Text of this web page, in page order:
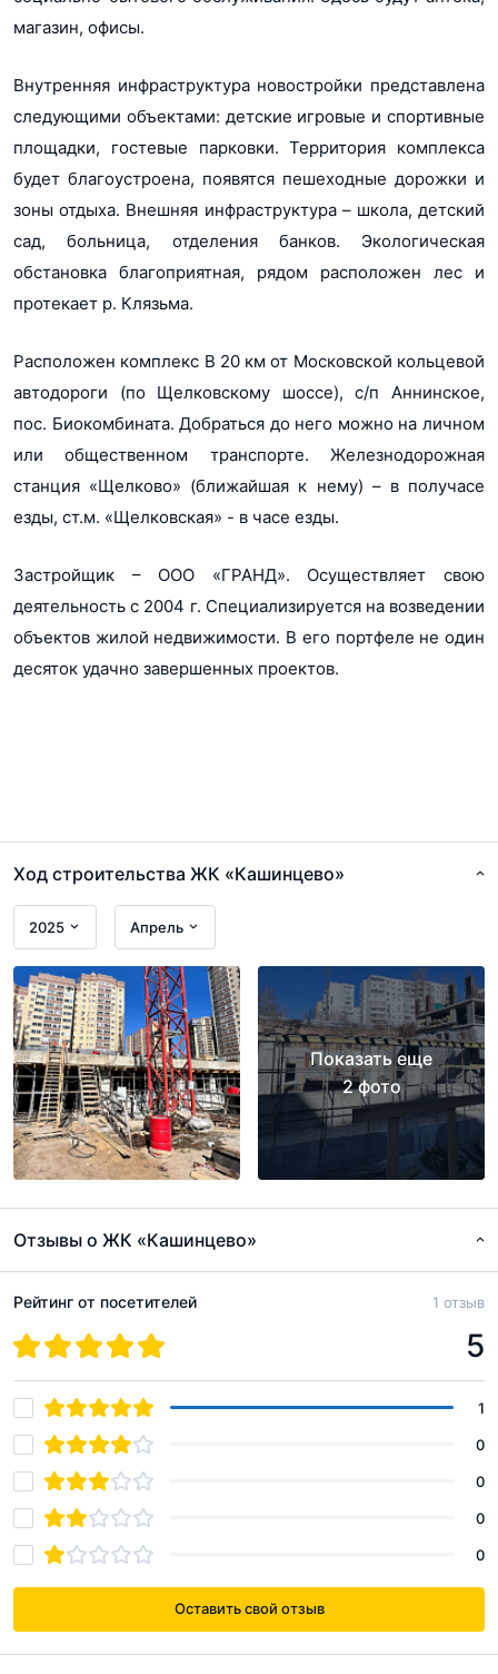
Отделка от
Без отделки (Дом 10, 11, 12)
Показать еще...
2.8 (Корпус 2)
3 (Дом 10, 11, 12)
Квартир на этаже
4/5 (Корпус 1)
7 (Корпус 2)
Количество квартир
112 (Корпус 2)
430 (Дом 10, 11, 12)
Показать еще...
Количество лифтов
2 (Корпус 1)
3 (Корпус 2)
Банки
Абсолют Банк
Банк УРАЛСИБ
Металлинвестбанк
Райффайзенбанк
Сбер Банк
Транскапиталбанк
ВТБ
Показать еще...
магазин, офисы.
Внутренняя инфраструктура новостройки представлена
следующими объектами: детские игровые и спортивные
площадки, гостевые парковки. Территория комплекса
будет благоустроена, появятся пешеходные дорожки и
зоны отдыха. Внешняя инфраструктура – школа, детский
сад, больница, отделения банков. Экологическая
обстановка благоприятная, рядом расположен лес и
протекает р. Клязьма.
Расположен комплекс В 20 км от Московской кольцевой
автодороги (по Щелковскому шоссе), с/п Аннинское,
пос. Биокомбината. Добраться до него можно на личном
или общественном транспорте. Железнодорожная
станция «Щелково» (ближайшая к нему) – в получасе
езды, ст.м. «Щелковская» - в часе езды.
Застройщик – ООО «ГРАНД». Осуществляет свою
деятельность с 2004 г. Специализируется на возведении
объектов жилой недвижимости. В его портфеле не один
десяток удачно завершенных проектов.
Ход строительства ЖК «Кашинцево»
2025 Апрель
Показать еще
2 фото
Отзывы о ЖК «Кашинцево»
Оставить свой отзыв
Рейтинг от посетителей 1 отзыв
5
1
0
0
0
0